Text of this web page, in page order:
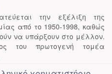
την εξέλιξη της
από το 1950-1998, καθώς
να υπάρξουν στο μέλλον.
του πρωτογενή τομέα